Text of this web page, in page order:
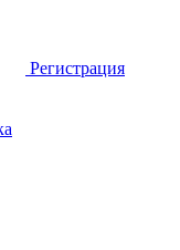
Регистрация